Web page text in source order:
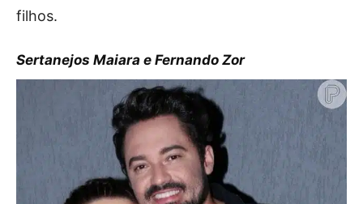
filhos.
Sertanejos Maiara e Fernando Zor